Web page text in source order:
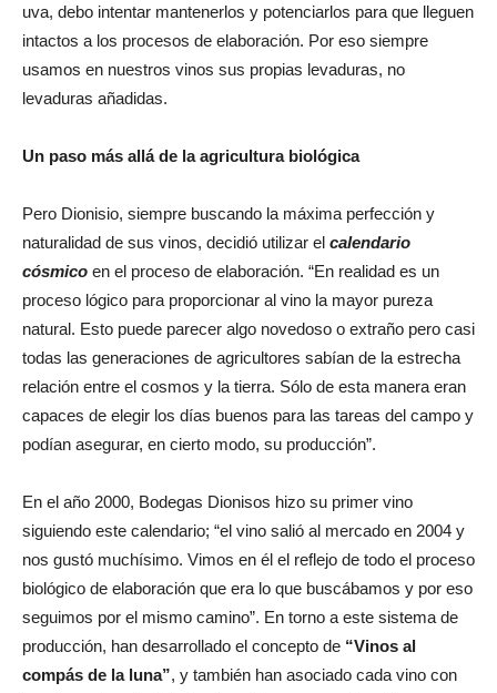
uva, debo intentar mantenerlos y potenciarlos para que lleguen
intactos a los procesos de elaboración. Por eso siempre
usamos en nuestros vinos sus propias levaduras, no
levaduras añadidas.
Un paso más allá de la agricultura biológica
Pero Dionisio, siempre buscando la máxima perfección y
naturalidad de sus vinos, decidió utilizar el calendario
cósmico en el proceso de elaboración. “En realidad es un
proceso lógico para proporcionar al vino la mayor pureza
natural. Esto puede parecer algo novedoso o extraño pero casi
todas las generaciones de agricultores sabían de la estrecha
relación entre el cosmos y la tierra. Sólo de esta manera eran
capaces de elegir los días buenos para las tareas del campo y
podían asegurar, en cierto modo, su producción”.
En el año 2000, Bodegas Dionisos hizo su primer vino
siguiendo este calendario; “el vino salió al mercado en 2004 y
nos gustó muchísimo. Vimos en él el reflejo de todo el proceso
biológico de elaboración que era lo que buscábamos y por eso
seguimos por el mismo camino”. En torno a este sistema de
producción, han desarrollado el concepto de “Vinos al
compás de la luna”, y también han asociado cada vino con